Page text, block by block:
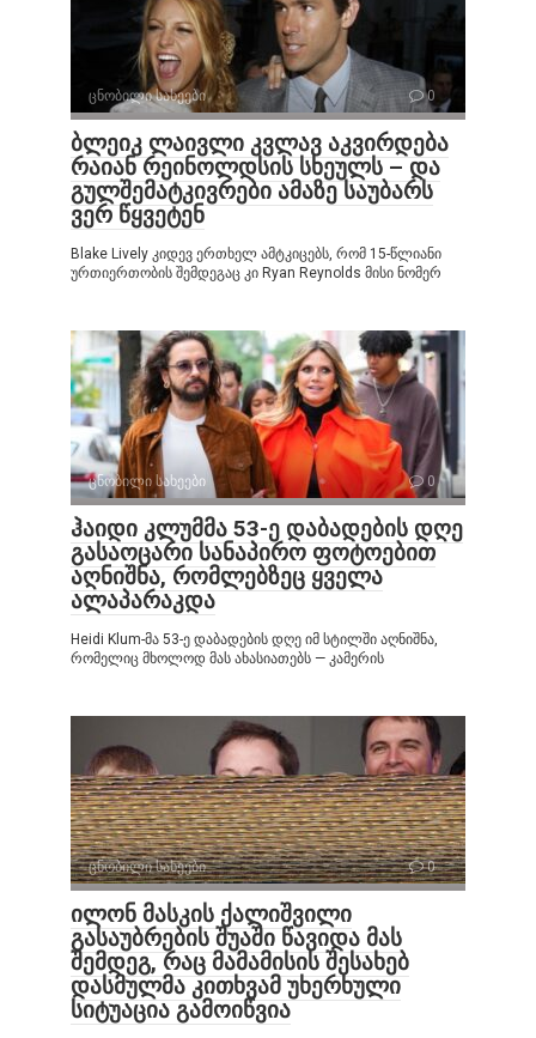
ცნობილი სახეები 0
ბლეიკ ლაივლი კვლავ აკვირდება
რაიან რეინოლდსის სხეულს – და
გულშემატკივრები ამაზე საუბარს
ვერ წყვეტენ
Blake Lively კიდევ ერთხელ ამტკიცებს, რომ 15-წლიანი
ურთიერთობის შემდეგაც კი Ryan Reynolds მისი ნომერ
ცნობილი სახეები 0
ჰაიდი კლუმმა 53-ე დაბადების დღე
გასაოცარი სანაპირო ფოტოებით
აღნიშნა, რომლებზეც ყველა
ალაპარაკდა
Heidi Klum-მა 53-ე დაბადების დღე იმ სტილში აღნიშნა,
რომელიც მხოლოდ მას ახასიათებს — კამერის
ცნობილი სახეები 0
ილონ მასკის ქალიშვილი
გასაუბრების შუაში წავიდა მას
შემდეგ, რაც მამამისის შესახებ
დასმულმა კითხვამ უხერხული
სიტუაცია გამოიწვია